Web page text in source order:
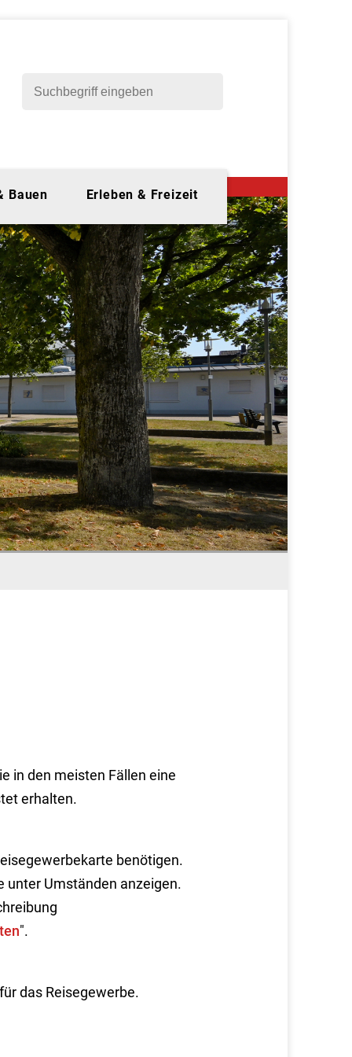
Bauen Erleben & Freizeit
in den meisten Fällen eine
erhalten.
benötigen.
unter Umständen anzeigen.
".
das Reisegewerbe.